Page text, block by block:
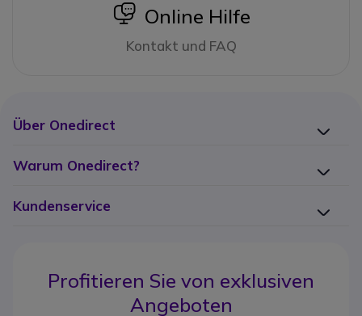
icon
Online Hilfe
Kontakt und FAQ
Über Onedirect
Warum Onedirect?
Kundenservice
Profitieren Sie von exklusiven
Angeboten